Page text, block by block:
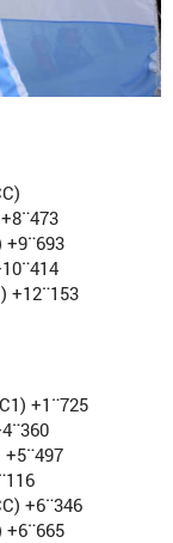
+9¨693
+12¨153
+1¨725
+6¨346
+6¨665